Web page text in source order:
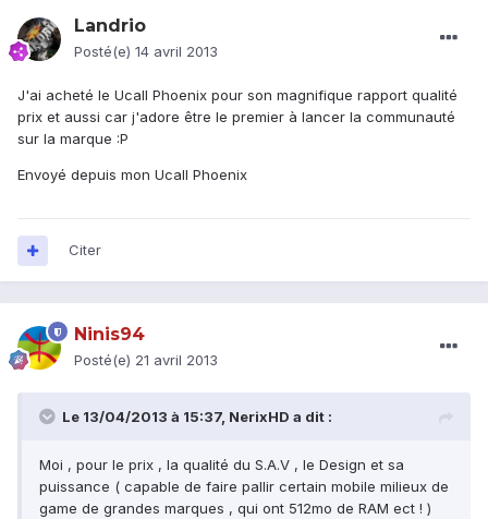
Landrio
Posté(e) 14 avril 2013
J'ai acheté le Ucall Phoenix pour son magnifique rapport qualité
prix et aussi car j'adore être le premier à lancer la communauté
sur la marque :P
Envoyé depuis mon Ucall Phoenix
Citer
Ninis94
Posté(e) 21 avril 2013
Le 13/04/2013 à 15:37, NerixHD a dit :
Moi , pour le prix , la qualité du S.A.V , le Design et sa
puissance ( capable de faire pallir certain mobile milieux de
game de grandes marques , qui ont 512mo de RAM ect ! )